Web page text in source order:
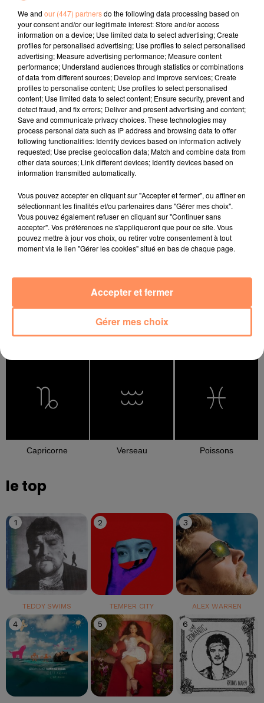
l'horoscope
Bélier Taureau Gémeaux
Cancer Lion Vierge
Capricorne Verseau Poissons
le top
1
TEDDY SWIMS
2
TEMPER CITY
3
ALEX WARREN
4 5 6
We and our (447) partnersdo the following data processing based on
your consent and/or our legitimate interest: Store and/or access
information on a device; Use limited data to select advertising; Create
profiles for personalised advertising; Use profiles to select personalised
advertising; Measure advertising performance; Measure content
performance; Understand audiences through statistics or combinations
of data from different sources; Develop and improve services; Create
profiles to personalise content; Use profiles to select personalised
content; Use limited data to select content; Ensure security, prevent and
detect fraud, and fix errors; Deliver and present advertising and content;
Save and communicate privacy choices. These technologies may
process personal data such as IP address and browsing data to offer
following functionalities: Identify devices based on information actively
requested; Use precise geolocation data; Match and combine data from
other data sources; Link different devices; Identify devices based on
information transmitted automatically.
Vous pouvez accepter en cliquant sur "Accepter et fermer", ou affiner en
sélectionnant les finalités et/ou partenaires dans "Gérer mes choix".
Vous pouvez également refuser en cliquant sur "Continuer sans
accepter". Vos préférences ne s'appliqueront que pour ce site. Vous
pouvez mettre à jour vos choix, ou retirer votre consentement à tout
moment via le lien "Gérer les cookies" situé en bas de chaque page.
Gérer mes choix
Accepter et fermer